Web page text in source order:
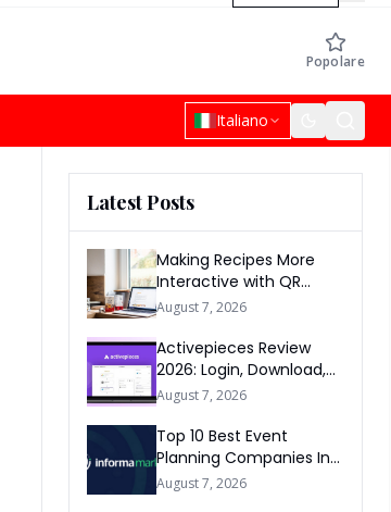
Popolare
Italiano
Latest Posts
Making Recipes More
Interactive with QR
Codes
August 7, 2026
Activepieces Review
2026: Login, Download,
AI, Pricing, Automation &
August 7, 2026
Top 10 Best Event
Planning Companies In
The World 2026
August 7, 2026